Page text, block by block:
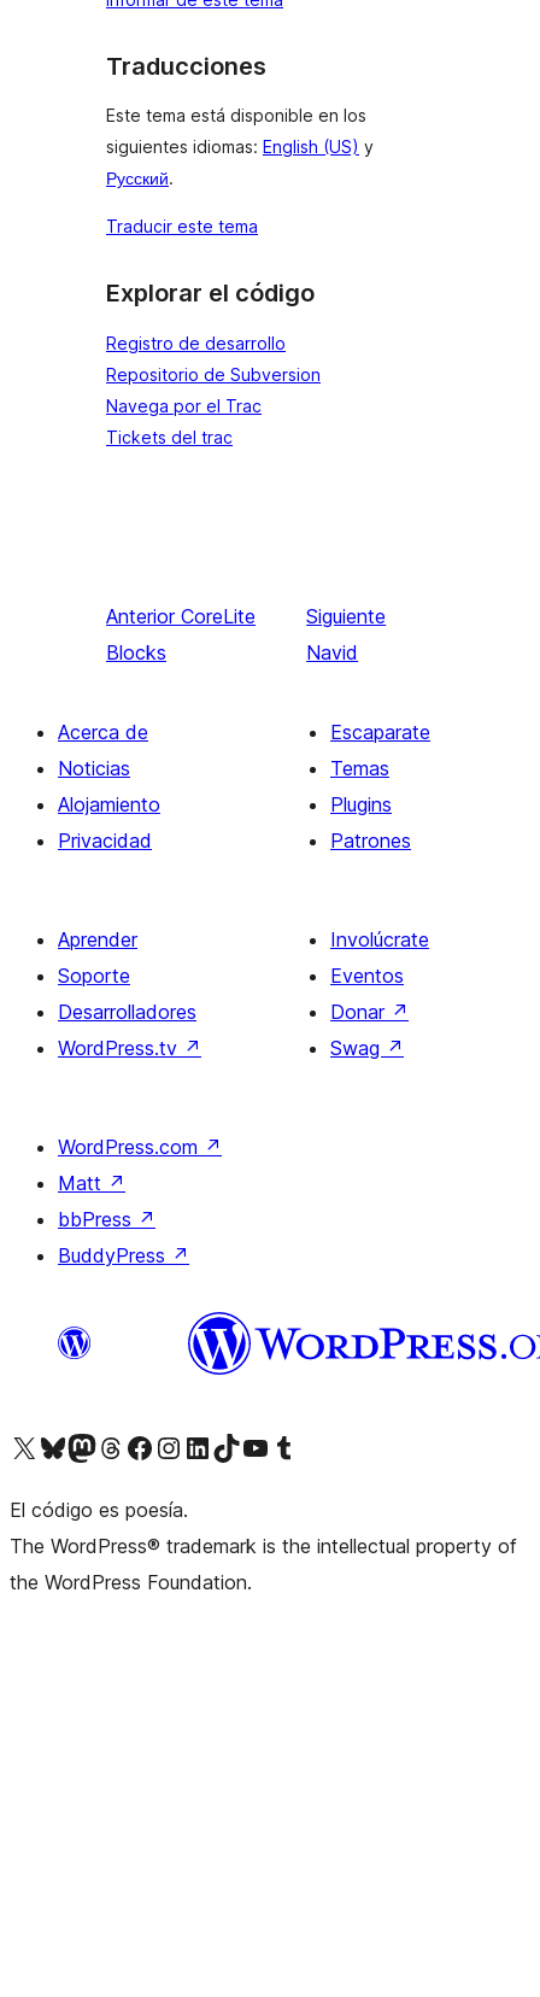
Traducciones
Este tema está disponible en los
siguientes idiomas: English (US) y
Русский.
Traducir este tema
Explorar el código
Registro de desarrollo
Repositorio de Subversion
Navega por el Trac
Tickets del trac
Anterior CoreLite
Blocks
Siguiente
Navid
Acerca de
Noticias
Alojamiento
Privacidad
Escaparate
Temas
Plugins
Patrones
Aprender
Soporte
Desarrolladores
WordPress.tv ↗
Involúcrate
Eventos
Donar ↗
Swag ↗
WordPress.com ↗
Matt ↗
bbPress ↗
BuddyPress ↗
Visita nuestra cuenta de X (anteriormente Twitter)
Visita nuestra cuenta de Bluesky
Visita nuestra cuenta de Mastodon
Visita nuestra cuenta de Threads
Visita nuestra página de Facebook
Visita nuestra cuenta de Instagram
Visita nuestra cuenta de LinkedIn
Visita nuestra cuenta de TikTok
Visita nuestro canal de YouTube
Visita nuestra cuenta de Tumblr
El código es poesía.
The WordPress® trademark is the intellectual property of
the WordPress Foundation.